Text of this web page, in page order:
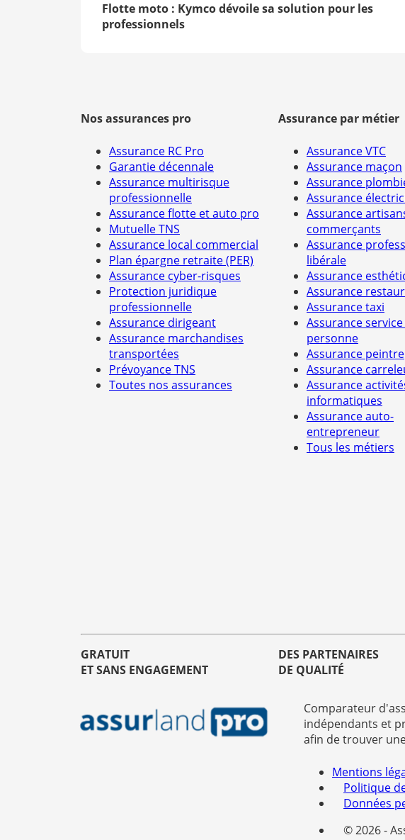
Flotte moto : Kymco dévoile sa solution pour les
professionnels
Nos assurances pro
Assurance RC Pro
Garantie décennale
Assurance multirisque
professionnelle
Assurance flotte et auto pro
Mutuelle TNS
Assurance local commercial
Plan épargne retraite (PER)
Assurance cyber-risques
Protection juridique
professionnelle
Assurance dirigeant
Assurance marchandises
transportées
Prévoyance TNS
Toutes nos assurances
Assurance par métier
Assurance VTC
Assurance maçon
Assurance
Assurance
Assurance
commerçants
Assurance
libérale
Assurance
Assurance
Assurance taxi
Assurance service
personne
Assurance peintre
Assurance
Assurance
informatiques
Assurance auto-
entrepreneur
Tous les métiers
GRATUIT
ET SANS ENGAGEMENT
DES PARTENAIRES
DE QUALITÉ
Comparateur
indépendants et
afin de trouver
Mentions
Politique
Données
© 2026 -